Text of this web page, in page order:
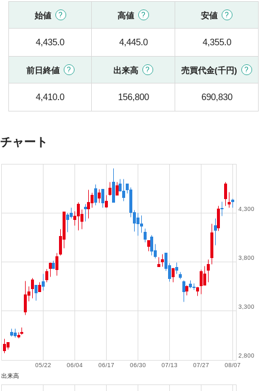
始値 高値 安値
4,435.0 4,445.0 4,355.0
前日終値 出来高 売買代金(千円)
4,410.0 156,800 690,830
チャート
08/07
07/27
07/13
06/30
06/17
06/04
05/22
2,800
3,300
3,800
4,300
出来高